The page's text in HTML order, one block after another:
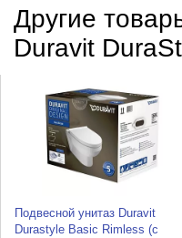
Другие
Duravit
Подвесной унитаз Duravit
Durastyle Basic Rimless (с